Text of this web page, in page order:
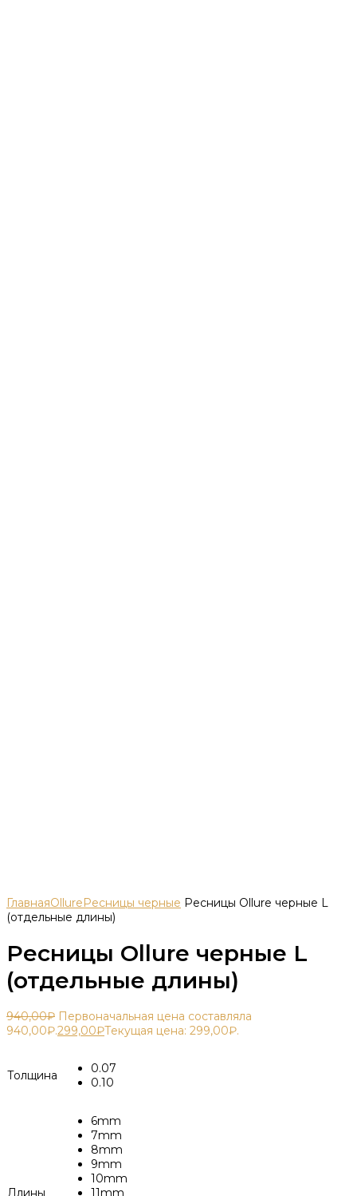
ГлавнаяOllureРесницы черные Ресницы Ollure черные L
(отдельные длины)
Ресницы Ollure черные L
(отдельные длины)
940,00₽ Первоначальная цена составляла
940,00₽.299,00₽Текущая цена: 299,00₽.
Толщина
0.07
0.10
Длины
6mm
7mm
8mm
9mm
10mm
11mm